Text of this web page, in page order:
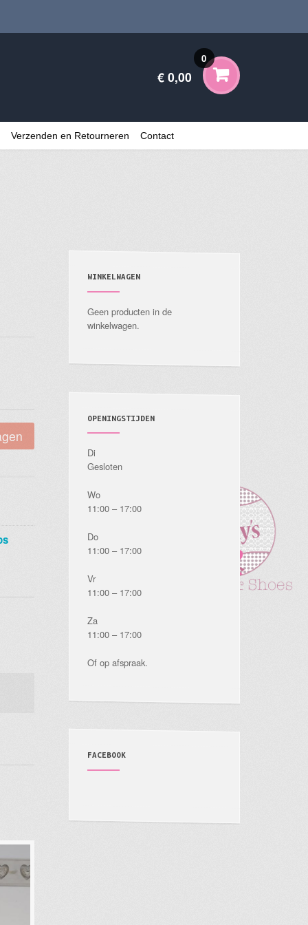
€ 0,00
0
Verzenden en Retourneren Contact
WINKELWAGEN
Geen producten in de
winkelwagen.
OPENINGSTIJDEN
Di
Gesloten
Wo
11:00 – 17:00
Do
11:00 – 17:00
Vr
11:00 – 17:00
Za
11:00 – 17:00
Of op afspraak.
FACEBOOK